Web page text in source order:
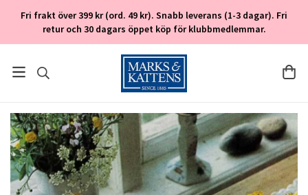
Fri frakt över 399 kr (ord. 49 kr). Snabb leverans (1-3 dagar). Fri
retur och 30 dagars öppet köp för klubbmedlemmar.